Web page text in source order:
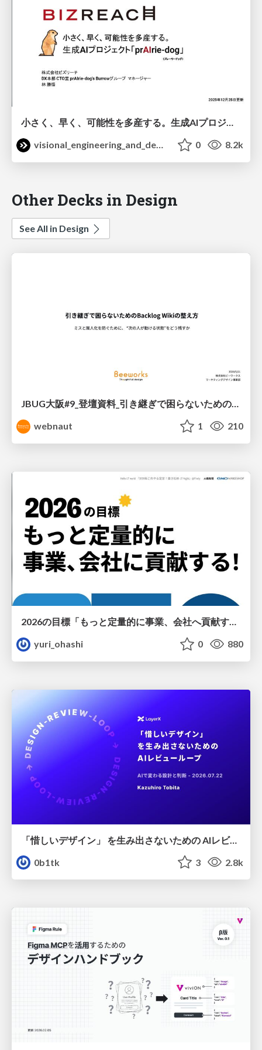
小さく、早く、可能性を多産する。生成AIプロジェクト / prAIrie-dog
visional_engineering_and_design
0 8.2k
Other Decks in Design
See All in Design
webnaut
1 210
2026の目標「もっと定量的に事業、会社へ貢献する！」
yuri_ohashi
0 880
「惜しいデザイン」 を生み出さないための AIレビューループ
0b1tk
3 2.8k